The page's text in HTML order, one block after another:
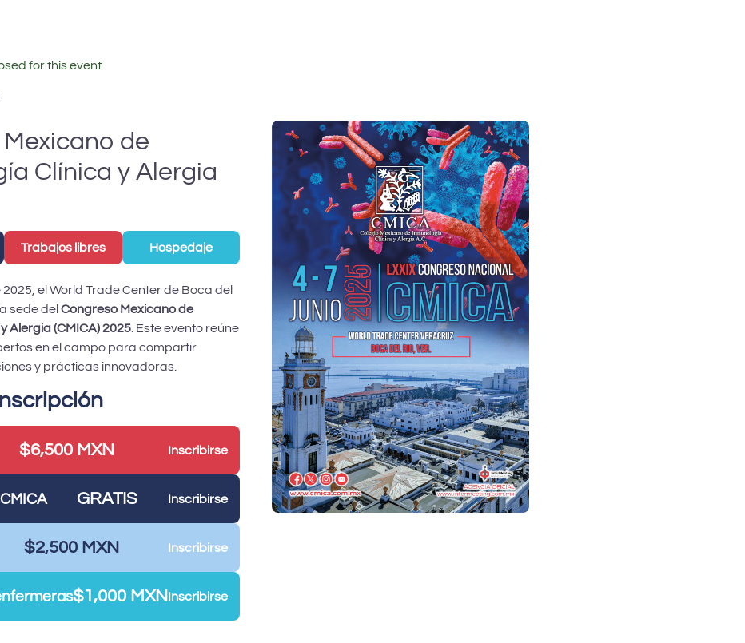
for this event
de
Clínica y Alergia
Trabajos libres Hospedaje
2025, el World Trade Center de Boca del
sede del Congreso Mexicano de
Alergia (CMICA) 2025. Este evento reúne
en el campo para compartir
y prácticas innovadoras.
$6,500 MXN Inscribirse
GRATIS Inscribirse
$2,500 MXN Inscribirse
$1,000 MXN Inscribirse